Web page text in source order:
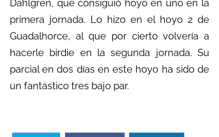
Dahlgren, que consiguió hoyo en uno en la
primera jornada. Lo hizo en el hoyo 2 de
Guadalhorce, al que por cierto volvería a
hacerle birdie en la segunda jornada. Su
parcial en dos días en este hoyo ha sido de
un fantástico tres bajo par.